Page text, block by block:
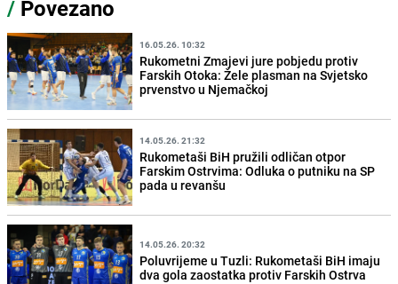
/ Povezano
16.05.26. 10:32
Rukometni Zmajevi jure pobjedu protiv
Farskih Otoka: Žele plasman na Svjetsko
prvenstvo u Njemačkoj
14.05.26. 21:32
Rukometaši BiH pružili odličan otpor
Farskim Ostrvima: Odluka o putniku na SP
pada u revanšu
14.05.26. 20:32
Poluvrijeme u Tuzli: Rukometaši BiH imaju
dva gola zaostatka protiv Farskih Ostrva